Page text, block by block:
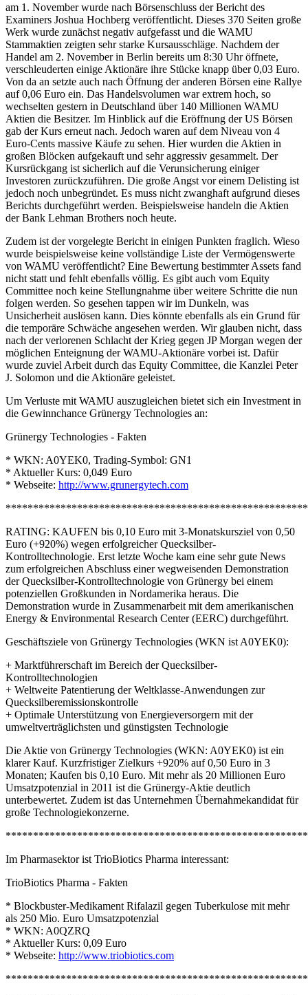
am 1. November wurde nach Börsenschluss der Bericht des
Examiners Joshua Hochberg veröffentlicht. Dieses 370 Seiten große
Werk wurde zunächst negativ aufgefasst und die WAMU
Stammaktien zeigten sehr starke Kursausschläge. Nachdem der
Handel am 2. November in Berlin bereits um 8:30 Uhr öffnete,
verschleuderten einige Aktionäre ihre Stücke knapp über 0,03 Euro.
Von da an setzte auch nach Öffnung der anderen Börsen eine Rallye
auf 0,06 Euro ein. Das Handelsvolumen war extrem hoch, so
wechselten gestern in Deutschland über 140 Millionen WAMU
Aktien die Besitzer. Im Hinblick auf die Eröffnung der US Börsen
gab der Kurs erneut nach. Jedoch waren auf dem Niveau von 4
Euro-Cents massive Käufe zu sehen. Hier wurden die Aktien in
großen Blöcken aufgekauft und sehr aggressiv gesammelt. Der
Kursrückgang ist sicherlich auf die Verunsicherung einiger
Investoren zurückzuführen. Die große Angst vor einem Delisting ist
jedoch noch unbegründet. Es muss nicht zwanghaft aufgrund dieses
Berichts durchgeführt werden. Beispielsweise handeln die Aktien
der Bank Lehman Brothers noch heute.
Zudem ist der vorgelegte Bericht in einigen Punkten fraglich. Wieso
wurde beispielsweise keine vollständige Liste der Vermögenswerte
von WAMU veröffentlicht? Eine Bewertung bestimmter Assets fand
nicht statt und fehlt ebenfalls völlig. Es gibt auch vom Equity
Committee noch keine Stellungnahme über weitere Schritte die nun
folgen werden. So gesehen tappen wir im Dunkeln, was
Unsicherheit auslösen kann. Dies könnte ebenfalls als ein Grund für
die temporäre Schwäche angesehen werden. Wir glauben nicht, dass
nach der verlorenen Schlacht der Krieg gegen JP Morgan wegen der
möglichen Enteignung der WAMU-Aktionäre vorbei ist. Dafür
wurde zuviel Arbeit durch das Equity Committee, die Kanzlei Peter
J. Solomon und die Aktionäre geleistet.
Um Verluste mit WAMU auszugleichen bietet sich ein Investment in
die Gewinnchance Grünergy Technologies an:
Grünergy Technologies - Fakten
* WKN: A0YEK0, Trading-Symbol: GN1
* Aktueller Kurs: 0,049 Euro
* Webseite: http://www.grunergytech.com
RATING: KAUFEN bis 0,10 Euro mit 3-Monatskursziel von 0,50
Euro (+920%) wegen erfolgreicher Quecksilber-
Kontrolltechnologie. Erst letzte Woche kam eine sehr gute News
zum erfolgreichen Abschluss einer wegweisenden Demonstration
der Quecksilber-Kontrolltechnologie von Grünergy bei einem
potenziellen Großkunden in Nordamerika heraus. Die
Demonstration wurde in Zusammenarbeit mit dem amerikanischen
Energy & Environmental Research Center (EERC) durchgeführt.
Geschäftsziele von Grünergy Technologies (WKN ist A0YEK0):
+ Marktführerschaft im Bereich der Quecksilber-
Kontrolltechnologien
+ Weltweite Patentierung der Weltklasse-Anwendungen zur
Quecksilberemissionskontrolle
+ Optimale Unterstützung von Energieversorgern mit der
umweltverträglichsten und günstigsten Technologie
Die Aktie von Grünergy Technologies (WKN: A0YEK0) ist ein
klarer Kauf. Kurzfristiger Zielkurs +920% auf 0,50 Euro in 3
Monaten; Kaufen bis 0,10 Euro. Mit mehr als 20 Millionen Euro
Umsatzpotenzial in 2011 ist die Grünergy-Aktie deutlich
unterbewertet. Zudem ist das Unternehmen Übernahmekandidat für
große Technologiekonzerne.
Im Pharmasektor ist TrioBiotics Pharma interessant:
TrioBiotics Pharma - Fakten
* Blockbuster-Medikament Rifalazil gegen Tuberkulose mit mehr
als 250 Mio. Euro Umsatzpotenzial
* WKN: A0QZRQ
* Aktueller Kurs: 0,09 Euro
* Webseite: http://www.triobiotics.com